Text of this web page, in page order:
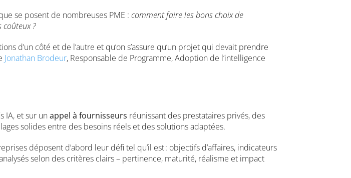
se posent de nombreuses PME : comment faire lesbonschoix de
?
d’un côté et de l’autre et qu’on s’assure qu’un projet qui devait prendre
Jonathan Brodeur, Responsable de Programme, Adoption de l’intelligence
IA, et sur unappel à fournisseurs réunissant des prestataires privés, des
solides entre des besoins réels et des solutions adaptées.
déposent d’abord leur défi tel qu’il est: objectifs d’affaires, indicateurs
selon des critères clairs – pertinence, maturité, réalisme et impact